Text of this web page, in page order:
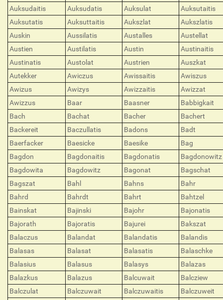
Auksudaitis
Auksudatis Auksulat
Auksutaitis
Auksutatis
Auksuttaitis Aukszlat
Aukszlatis
Auskin
Aussilatis Austalles
Austellat
Austien
Austilatis Austin
Austinaitis
Austinatis
Austolat Austrien
Auszkat
Autekker
Awiczus Awissaitis
Awiszus
Awizus
Awizys Awizzaitis
Awizzat
Awizzus
Baar Baasner
Babbigkait
Bach
Bachat Bacher
Bachert
Backereit
Baczullatis Badons
Badt
Baerfacker
Baesicke Baesike
Bag
Bagdon
Bagdonaitis Bagdonatis
Bagdonowitz
Bagdowita
Bagdowitz Bagonat
Bagschat
Bagszat
Bahl Bahns
Bahr
Bahrd
Bahrdt Bahrt
Bahtzel
Bainskat
Bajinski Bajohr
Bajonatis
Bajorath
Bajoratis Bajurei
Bakszat
Balaczus
Balandat Balandatis
Balandis
Balasas
Balasat Balasatis
Balaschke
Balasius
Balasus Balasys
Balazas
Balazkus
Balazus Balcuwait
Balcziew
Balczulat
Balczuwait Balczuwaitis
Balczuweit